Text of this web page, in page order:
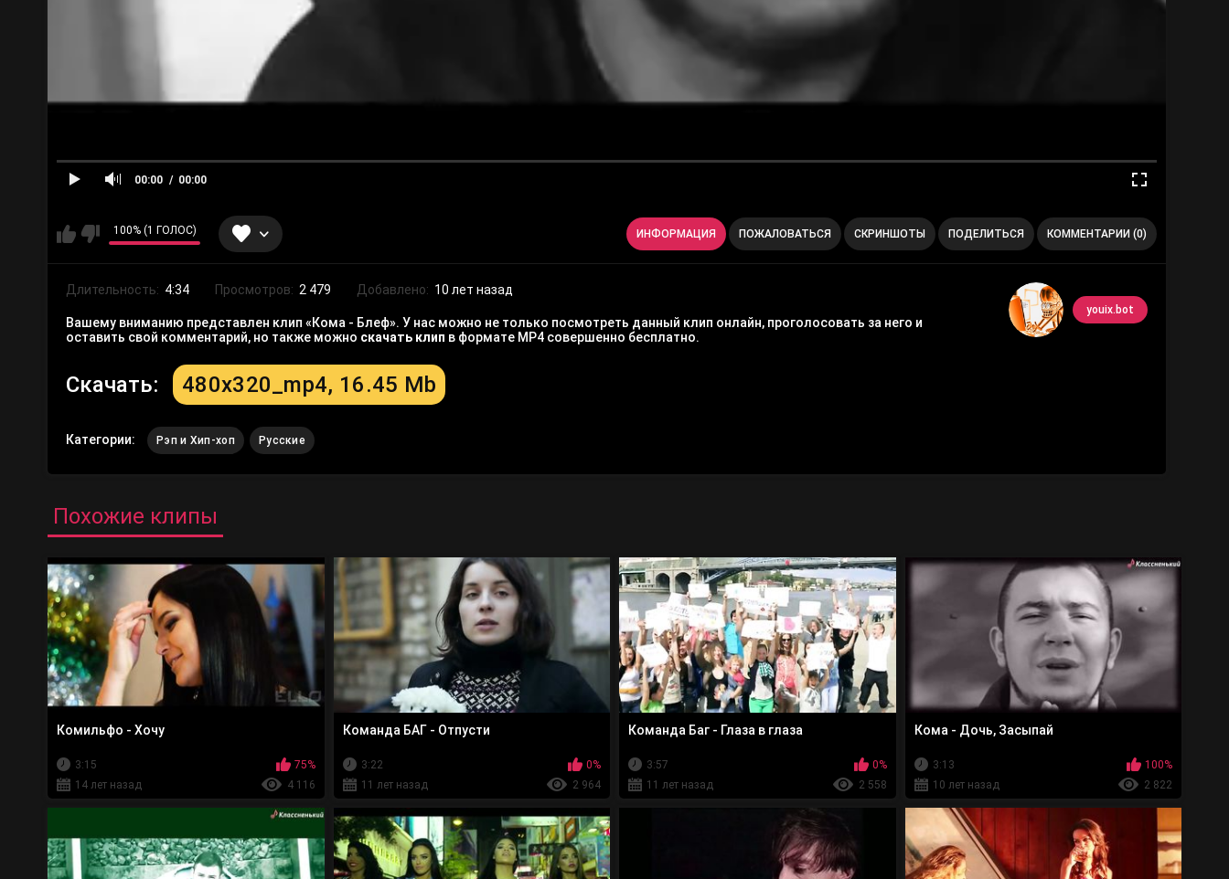
00:00 00:00
100% (1 ГОЛОС) ИНФОРМАЦИЯ ПОЖАЛОВАТЬСЯ СКРИНШОТЫ ПОДЕЛИТЬСЯ КОММЕНТАРИИ (0)
youix.bot
Длительность: 4:34 Просмотров: 2 479 Добавлено: 10 лет назад
Вашему вниманию представлен клип «Кома - Блеф». У нас можно не только посмотреть данный клип онлайн, проголосовать за него и
оставить свой комментарий, но также можно скачать клип в формате MP4 совершенно бесплатно.
Скачать: 480x320_mp4, 16.45 Mb
Категории: Рэп и Хип-хоп Русские
Похожие клипы
Комильфо - Хочу
3:15
75%
14 лет назад
4 116
Команда БАГ - Отпусти
3:22
0%
11 лет назад
2 964
Команда Баг - Глаза в глаза
3:57
0%
11 лет назад
2 558
Кома - Дочь, Засыпай
3:13
100%
10 лет назад
2 822